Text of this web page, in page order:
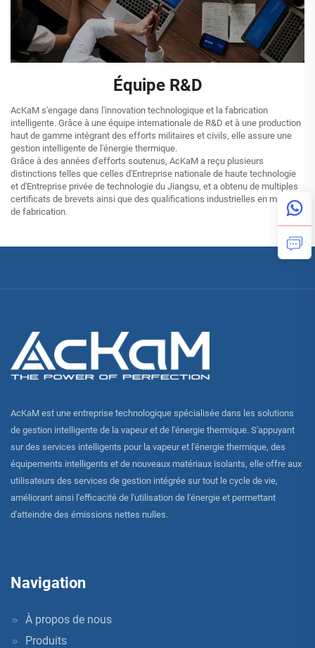
Équipe R&D
AcKaM s'engage dans l'innovation technologique et la fabrication
intelligente. Grâce à une équipe internationale de R&D et à une production
haut de gamme intégrant des efforts militaires et civils, elle assure une
gestion intelligente de l'énergie thermique.
Grâce à des années d'efforts soutenus, AcKaM a reçu plusieurs
distinctions telles que celles d'Entreprise nationale de haute technologie
et d'Entreprise privée de technologie du Jiangsu, et a obtenu de multiples
certificats de brevets ainsi que des qualifications industrielles en matière
de fabrication.
AcKaM est une entreprise technologique spécialisée dans les solutions
de gestion intelligente de la vapeur et de l'énergie thermique. S'appuyant
sur des services intelligents pour la vapeur et l'énergie thermique, des
équipements intelligents et de nouveaux matériaux isolants, elle offre aux
utilisateurs des services de gestion intégrée sur tout le cycle de vie,
améliorant ainsi l'efficacité de l'utilisation de l'énergie et permettant
d'atteindre des émissions nettes nulles.
Navigation
À propos de nous
Produits